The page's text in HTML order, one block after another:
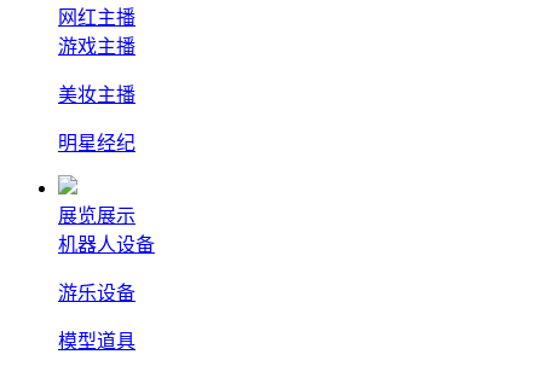
网红主播
游戏主播
美妆主播
明星经纪
展览展示
机器人设备
游乐设备
模型道具